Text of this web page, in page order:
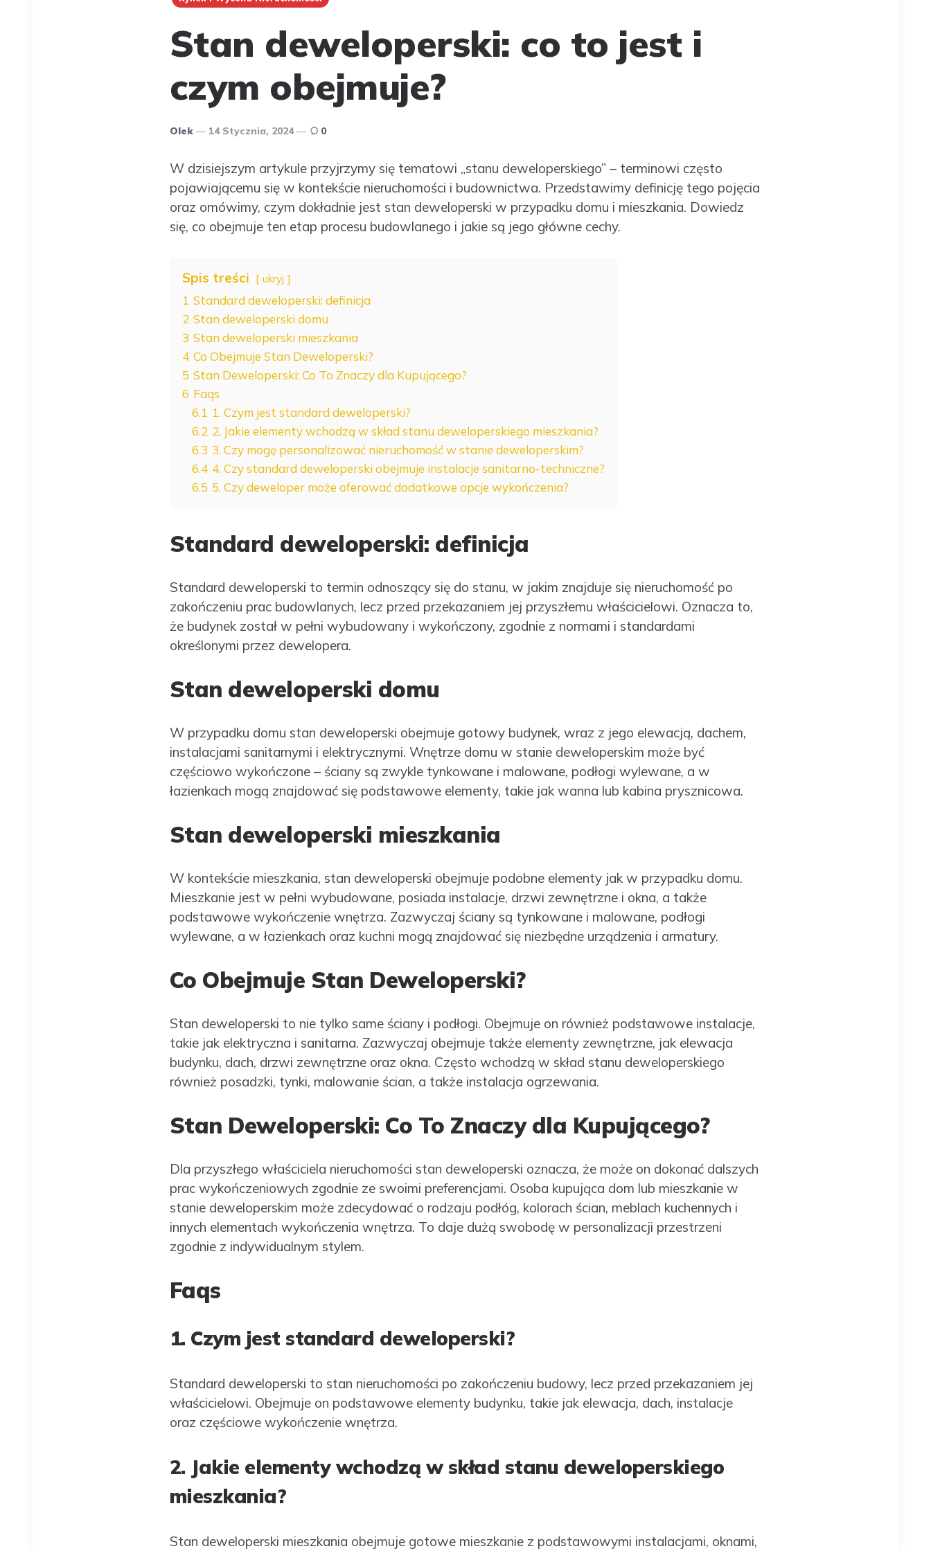
Stan deweloperski: co to jest i
czym obejmuje?
Opublikowany
Olek 14 Stycznia, 2024 0
W dzisiejszym artykule przyjrzymy się tematowi „stanu deweloperskiego” – terminowi często
pojawiającemu się w kontekście nieruchomości i budownictwa. Przedstawimy definicję tego pojęcia
oraz omówimy, czym dokładnie jest stan deweloperski w przypadku domu i mieszkania. Dowiedz
się, co obejmuje ten etap procesu budowlanego i jakie są jego główne cechy.
Spis treści ukryj
1 Standard deweloperski: definicja
2 Stan deweloperski domu
3 Stan deweloperski mieszkania
4 Co Obejmuje Stan Deweloperski?
5 Stan Deweloperski: Co To Znaczy dla Kupującego?
6 Faqs
6.1 1. Czym jest standard deweloperski?
6.2 2. Jakie elementy wchodzą w skład stanu deweloperskiego mieszkania?
6.3 3. Czy mogę personalizować nieruchomość w stanie deweloperskim?
6.4 4. Czy standard deweloperski obejmuje instalacje sanitarno-techniczne?
6.5 5. Czy deweloper może oferować dodatkowe opcje wykończenia?
Standard deweloperski: definicja
Standard deweloperski to termin odnoszący się do stanu, w jakim znajduje się nieruchomość po
zakończeniu prac budowlanych, lecz przed przekazaniem jej przyszłemu właścicielowi. Oznacza to,
że budynek został w pełni wybudowany i wykończony, zgodnie z normami i standardami
określonymi przez dewelopera.
Stan deweloperski domu
W przypadku domu stan deweloperski obejmuje gotowy budynek, wraz z jego elewacją, dachem,
instalacjami sanitarnymi i elektrycznymi. Wnętrze domu w stanie deweloperskim może być
częściowo wykończone – ściany są zwykle tynkowane i malowane, podłogi wylewane, a w
łazienkach mogą znajdować się podstawowe elementy, takie jak wanna lub kabina prysznicowa.
Stan deweloperski mieszkania
W kontekście mieszkania, stan deweloperski obejmuje podobne elementy jak w przypadku domu.
Mieszkanie jest w pełni wybudowane, posiada instalacje, drzwi zewnętrzne i okna, a także
podstawowe wykończenie wnętrza. Zazwyczaj ściany są tynkowane i malowane, podłogi
wylewane, a w łazienkach oraz kuchni mogą znajdować się niezbędne urządzenia i armatury.
Co Obejmuje Stan Deweloperski?
Stan deweloperski to nie tylko same ściany i podłogi. Obejmuje on również podstawowe instalacje,
takie jak elektryczna i sanitarna. Zazwyczaj obejmuje także elementy zewnętrzne, jak elewacja
budynku, dach, drzwi zewnętrzne oraz okna. Często wchodzą w skład stanu deweloperskiego
również posadzki, tynki, malowanie ścian, a także instalacja ogrzewania.
Stan Deweloperski: Co To Znaczy dla Kupującego?
Dla przyszłego właściciela nieruchomości stan deweloperski oznacza, że może on dokonać dalszych
prac wykończeniowych zgodnie ze swoimi preferencjami. Osoba kupująca dom lub mieszkanie w
stanie deweloperskim może zdecydować o rodzaju podłóg, kolorach ścian, meblach kuchennych i
innych elementach wykończenia wnętrza. To daje dużą swobodę w personalizacji przestrzeni
zgodnie z indywidualnym stylem.
Faqs
1. Czym jest standard deweloperski?
Standard deweloperski to stan nieruchomości po zakończeniu budowy, lecz przed przekazaniem jej
właścicielowi. Obejmuje on podstawowe elementy budynku, takie jak elewacja, dach, instalacje
oraz częściowe wykończenie wnętrza.
2. Jakie elementy wchodzą w skład stanu deweloperskiego
mieszkania?
Stan deweloperski mieszkania obejmuje gotowe mieszkanie z podstawowymi instalacjami, oknami,